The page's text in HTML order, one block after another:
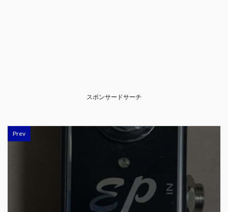
スポンサードサーチ
Prev